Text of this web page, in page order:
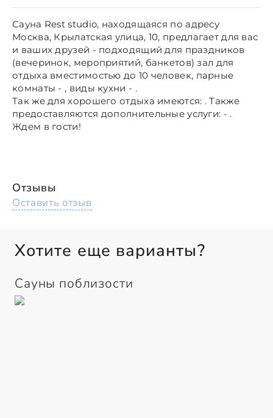
Сауна Rest studio, находящаяся по адресу
Москва, Крылатская улица, 10, предлагает для вас
и ваших друзей - подходящий для праздников
(вечеринок, мероприятий, банкетов) зал для
отдыха вместимостью до 10 человек, парные
комнаты - , виды кухни - .
Так же для хорошего отдыха имеются: . Также
предоставляются дополнительные услуги: - .
Ждем в гости!
Отзывы
Оставить отзыв
Хотите еще варианты?
Сауны поблизости